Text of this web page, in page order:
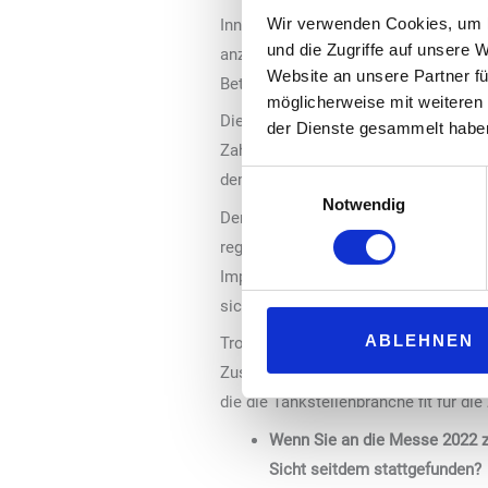
Wir verwenden Cookies,
und die Zugriffe auf unsere
Website an unsere Partner
möglicherweise mit
der Dienste gesammelt
Einwilligungsauswahl
Notwendig
ABLEHNEN
Innovationen spielen eine
anzupassen und wettbewerbsfähig
Betriebsabläufe zu optimieren und
Die „UNITI expo“ ist bekannt dafür,
Zahlungslösungen über
dem Hause Christ.
Dennoch gibt es auch Hemmnisse,
regulatorische Hürden,
Implementierung innovativer
sich bringen kann.
Trotz dieser Hindernisse ist es
Zusammenarbeit zwischen
die die Tankstellenbranche fit für
Wenn Sie an die Messe
Sicht seitdem stattgefunden?